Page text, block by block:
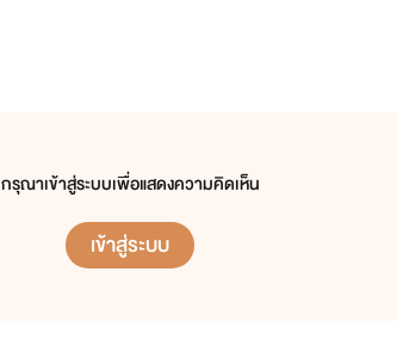
กรุณาเข้าสู่ระบบเพื่อแสดงความคิดเห็น
เข้าสู่ระบบ